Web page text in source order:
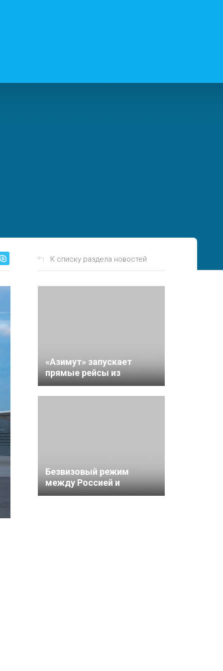
К списку раздела новостей
«Азимут» запускает
прямые рейсы из
Ижевска в Краснодар с 2
июня
Безвизовый режим
между Россией и
Саудовской Аравией